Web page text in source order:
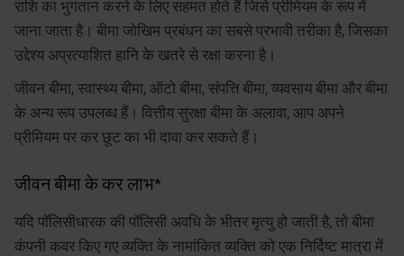
राशि का भुगतान करने के लिए सहमत होते हैं जिसे प्रीमियम के रूप में
जाना जाता है। बीमा जोखिम प्रबंधन का सबसे प्रभावी तरीका है, जिसका
उद्देश्य अप्रत्याशित हानि के खतरे से रक्षा करना है।
जीवन बीमा, स्वास्थ्य बीमा, ऑटो बीमा, संपत्ति बीमा, व्यवसाय बीमा और बीमा
के अन्य रूप उपलब्ध हैं। वित्तीय सुरक्षा बीमा के अलावा, आप अपने
प्रीमियम पर कर छूट का भी दावा कर सकते हैं।
जीवन बीमा के कर लाभ*
यदि पॉलिसीधारक की पॉलिसी अवधि के भीतर मृत्यु हो जाती है, तो बीमा
कंपनी कवर किए गए व्यक्ति के नामांकित व्यक्ति को एक निर्दिष्ट मात्रा में